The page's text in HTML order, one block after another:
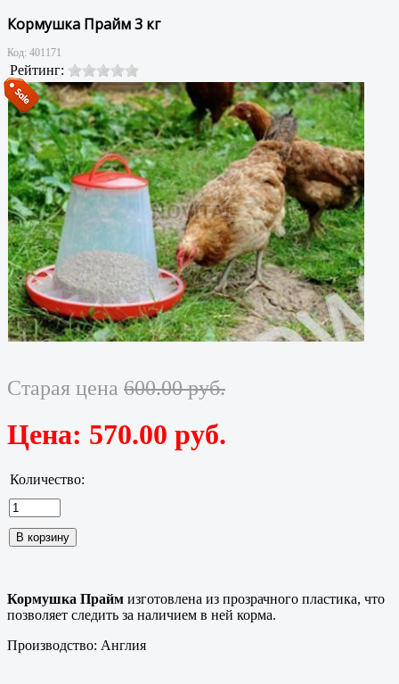
Кормушка Прайм 3 кг
Код: 401171
Рейтинг:
Старая цена 600.00 руб.
Цена: 570.00 руб.
Количество:
Кормушка Прайм изготовлена из прозрачного пластика, что
позволяет следить за наличием в ней корма.
Производство: Англия